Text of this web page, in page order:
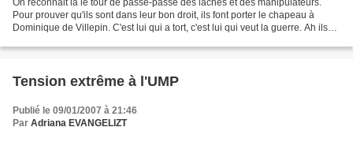
On reconnait là le tour de passe-passe des lâches et des manipulateurs.
Pour prouver qu'ils sont dans leur bon droit, ils font porter le chapeau à
Dominique de Villepin. C'est lui qui a tort, c'est lui qui veut la guerre. Ah ils
Tension extrême à l'UMP
Publié le 09/01/2007 à 21:46
Par Adriana EVANGELIZT